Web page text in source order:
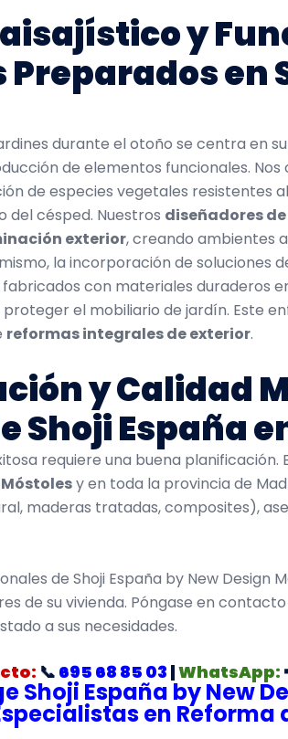
y
en
durante el otoño se centra en
de elementos funcionales.
de especies vegetales resistentes
del césped. Nuestros diseñadores
exterior, creando ambientes
la incorporación de soluciones
con materiales duraderos
el mobiliario de jardín. Este
reformas integrales de exterior.
y Calidad
Shoji España
requiere una buena planificación.
Móstolesy en toda la provincia de
maderas tratadas, composites),
de Shoji España by New Design
de su vivienda. Póngase en
a sus necesidades.
📞 695 68 85 03 |WhatsApp:
Shoji España by New
en Reforma